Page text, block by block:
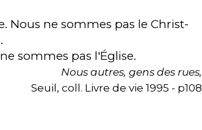
Nous ne sommes pas le Christ-
sommes pas l'Église.
Nous autres, gens des rues,
Seuil, coll. Livre de vie 1995 - p108